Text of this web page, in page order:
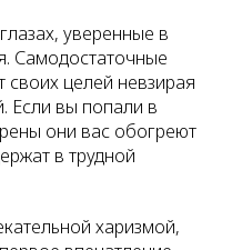
уверенные в
Самодостаточные
своих целей невзирая
Если вы попали в
они вас обогреют
в трудной
харизмой,